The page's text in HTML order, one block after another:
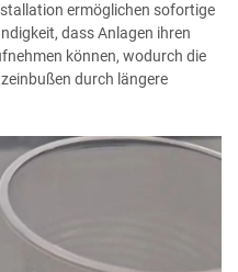
ermöglichen sofortige
dass Anlagen ihren
können, wodurch die
durch längere